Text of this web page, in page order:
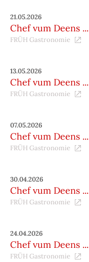
21.05.2026
Chef vum Deens ...
FRÜH Gastronomie
13.05.2026
Chef vum Deens ...
FRÜH Gastronomie
07.05.2026
Chef vum Deens ...
FRÜH Gastronomie
30.04.2026
Chef vum Deens ...
FRÜH Gastronomie
24.04.2026
Chef vum Deens ...
FRÜH Gastronomie